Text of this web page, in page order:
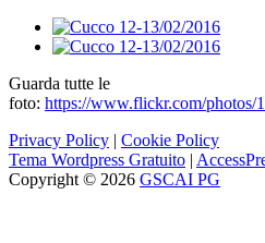
Guarda tutte le
foto: https://www.flickr.com/photos/
Privacy Policy | Cookie Policy
Tema Wordpress Gratuito |
Copyright © 2026 GSCAI PG